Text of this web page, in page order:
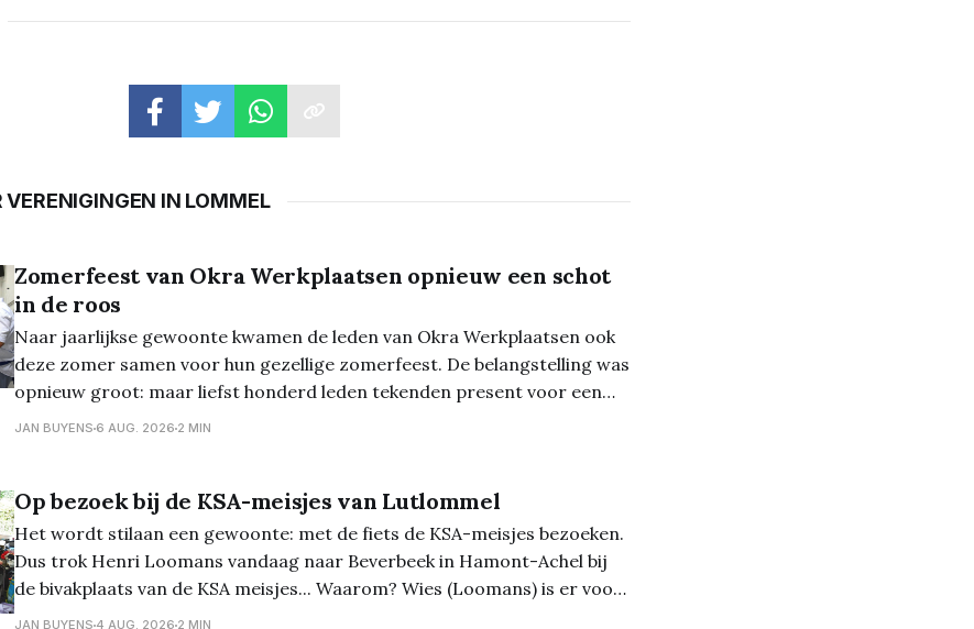
VERENIGINGEN IN LOMMEL
Zomerfeest van Okra Werkplaatsen opnieuw een schot
in de roos
Naar jaarlijkse gewoonte kwamen de leden van Okra Werkplaatsen ook
deze zomer samen voor hun gezellige zomerfeest. De belangstelling was
opnieuw groot: maar liefst honderd leden tekenden present voor een
namiddag vol ontmoeting, gezelligheid en lekker eten. Dit jaar werd
JAN BUYENS 6 AUG. 2026 2 MIN
Op bezoek bij de KSA-meisjes van Lutlommel
Het wordt stilaan een gewoonte: met de fiets de KSA-meisjes bezoeken.
Dus trok Henri Loomans vandaag naar Beverbeek in Hamont-Achel bij
de bivakplaats van de KSA meisjes... Waarom? Wies (Loomans) is er voor
de 13de keer kookmoeder en we mogen telkens mee-eten! Samen met
JAN BUYENS 4 AUG. 2026 2 MIN